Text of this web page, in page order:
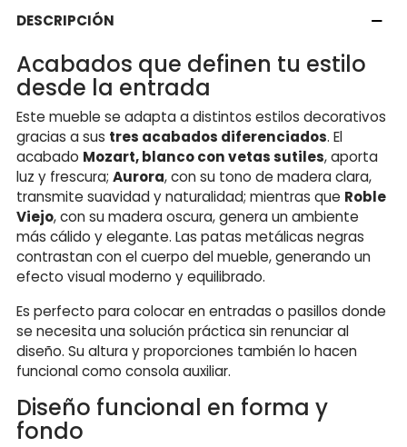
DESCRIPCIÓN
Acabados que definen tu estilo
desde la entrada
Este mueble se adapta a distintos estilos decorativos
gracias a sus tres acabados diferenciados. El
acabado Mozart, blanco con vetas sutiles, aporta
luz y frescura; Aurora, con su tono de madera clara,
transmite suavidad y naturalidad; mientras que Roble
Viejo, con su madera oscura, genera un ambiente
más cálido y elegante. Las patas metálicas negras
contrastan con el cuerpo del mueble, generando un
efecto visual moderno y equilibrado.
Es perfecto para colocar en entradas o pasillos donde
se necesita una solución práctica sin renunciar al
diseño. Su altura y proporciones también lo hacen
funcional como consola auxiliar.
Diseño funcional en forma y
fondo